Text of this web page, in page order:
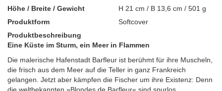
Höhe / Breite / Gewicht
H 21 cm / B 13,6 cm / 501 g
Produktform
Softcover
Produktbeschreibung
Eine Küste im Sturm, ein Meer in Flammen
Die malerische Hafenstadt Barfleur ist berühmt für ihre Muscheln,
die frisch aus dem Meer auf die Teller in ganz Frankreich
gelangen. Jetzt aber kämpfen die Fischer um ihre Existenz: Denn
die weltbekannten »Blondes de Barfleur« sind spurlos